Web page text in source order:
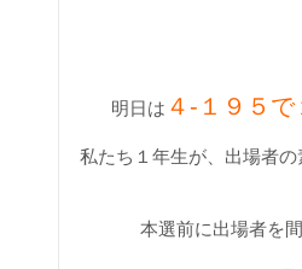
明日は ４-１９５
私たち１年生が、出場者
本選前に出場者を